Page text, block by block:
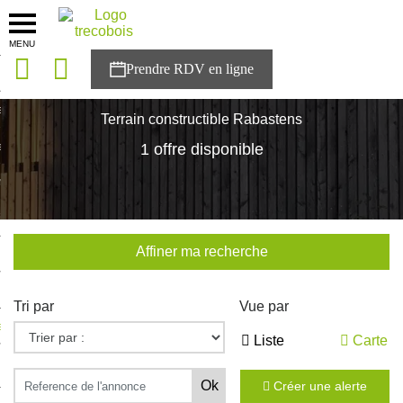
MENU
solutions
Trecobois
à NESTOR
Terrain constructible Rabastens
1 offre disponible
Affiner ma recherche
Tri par Vue par
Liste Carte
Créer une alerte